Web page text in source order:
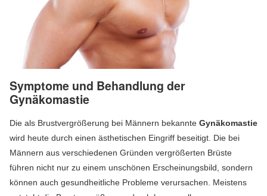
Symptome und Behandlung der
Gynäkomastie
Die als Brustvergrößerung bei Männern bekannte Gynäkomastie
wird heute durch einen ästhetischen Eingriff beseitigt. Die bei
Männern aus verschiedenen Gründen vergrößerten Brüste
führen nicht nur zu einem unschönen Erscheinungsbild, sondern
können auch gesundheitliche Probleme verursachen. Meistens